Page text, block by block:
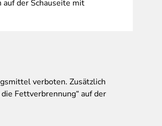
der Schauseite mit
verboten. Zusätzlich
Fettverbrennung“ auf der